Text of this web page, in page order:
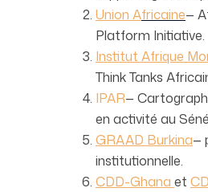
Union Africaine—
Platform Initiative.
Institut Afrique
Think Tanks
IPAR—
en activité au
GRAAD Burkina—
institutionnelle.
CDD-Ghana et